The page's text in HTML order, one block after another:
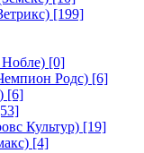
[199]
Нобле) [0]
Родс) [6]
[6]
Культур) [19]
[4]